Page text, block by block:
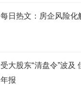
每日热文：房企风险化
受大股东“清盘令”波及
年报